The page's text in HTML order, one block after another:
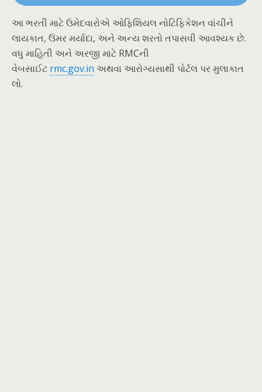
આ ભરતી માટે ઉમેદવારોએ ઓફિશિયલ નોટિફિકેશન વાંચીને
લાયકાત, ઉંમર મર્યાદા, અને અન્ય શરતો તપાસવી આવશ્યક છે.
વધુ માહિતી અને અરજી માટે RMCની
વેબસાઈટ rmc.gov.in અથવા આરોગ્યસાથી પોર્ટલ પર મુલાકાત
લો.